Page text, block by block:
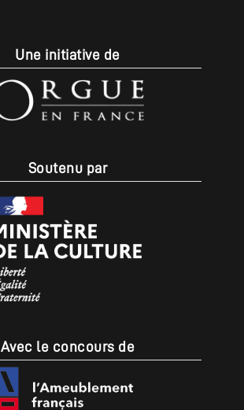
Une initiative de
Soutenu par
Avec le concours de